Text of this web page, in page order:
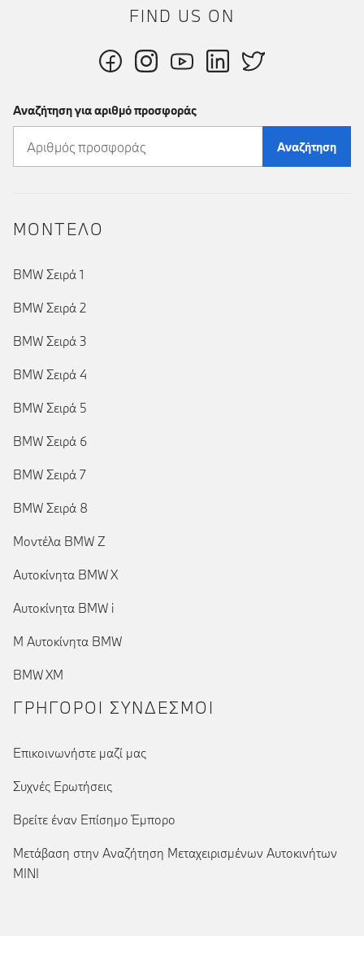
FIND US ON
Αναζήτηση για αριθμό προσφοράς
Αναζήτηση
ΜΟΝΤΕΛΟ
BMW Σειρά 1
BMW Σειρά 2
BMW Σειρά 3
BMW Σειρά 4
BMW Σειρά 5
BMW Σειρά 6
BMW Σειρά 7
BMW Σειρά 8
Μοντέλα BMW Z
Αυτοκίνητα BMW X
Αυτοκίνητα BMW i
Μ Αυτοκίνητα BMW
BMW XM
ΓΡΉΓΟΡΟΙ ΣΎΝΔΕΣΜΟΙ
Επικοινωνήστε μαζί μας
Συχνές Ερωτήσεις
Βρείτε έναν Επίσημο Έμπορο
Μετάβαση στην Αναζήτηση Μεταχειρισμένων Αυτοκινήτων
MINI